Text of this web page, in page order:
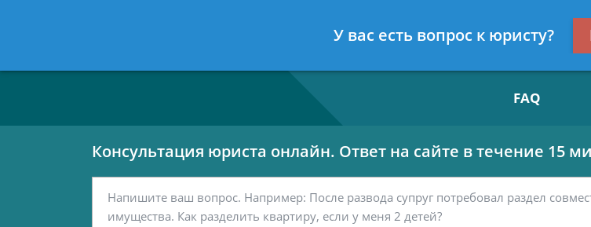
7 812 467-42-15
FAQ
Консультация юриста онлайн. Ответ на сайте в течение 15
У вас есть вопрос к юристу?